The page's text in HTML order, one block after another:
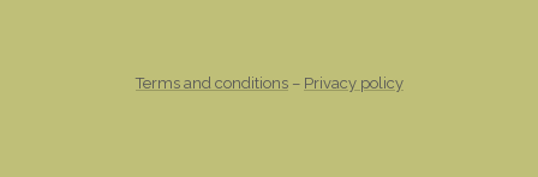
Terms and conditions – Privacy policy